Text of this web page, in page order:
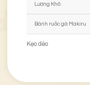
Lương Khô
Bánh ruốc gà Makiru
Kẹo dẻo